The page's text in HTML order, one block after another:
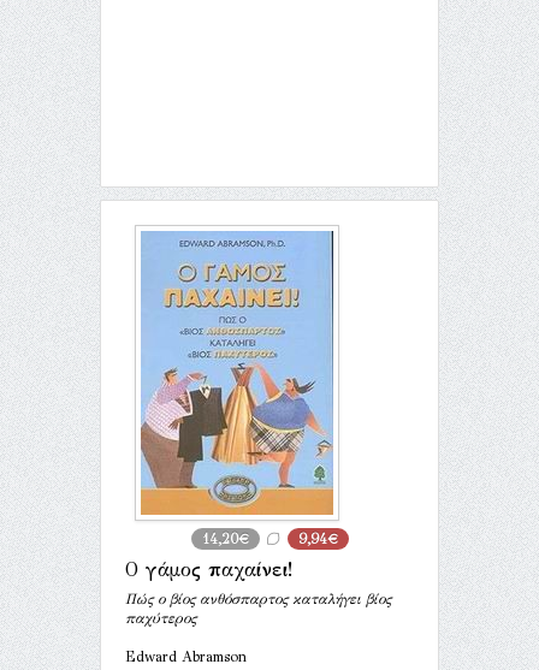
14,20€ 9,94€
Ο γάμος παχαίνει!
Πώς ο βίος ανθόσπαρτος καταλήγει βίος
παχύτερος
Edward Abramson